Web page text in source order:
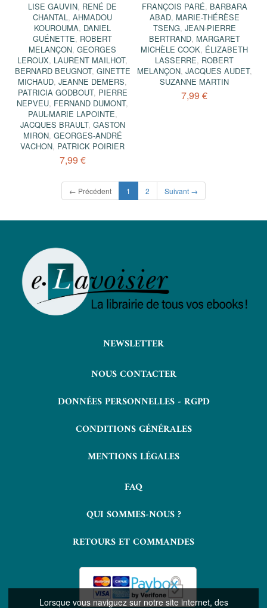
Lorsque vous naviguez sur notre site internet, des
LISE GAUVIN, RENÉ DE
CHANTAL,AHMADOU
KOUROUMA, DANIEL
GUÉNETTE, ROBERT
MELANÇON,GEORGES
LEROUX, LAURENT MAILHOT,
BERNARD BEUGNOT, GINETTE
MICHAUD,JEANNE DEMERS,
PATRICIA GODBOUT, PIERRE
NEPVEU, FERNAND DUMONT,
PAUL-MARIE LAPOINTE,
JACQUES BRAULT, GASTON
MIRON, GEORGES-ANDRÉ
VACHON, PATRICK POIRIER
7,99 €
FRANÇOIS PARÉ, BARBARA
ABAD, MARIE-THÉRÈSE
TSENG, JEAN-PIERRE
BERTRAND, MARGARET
MICHÈLE COOK, ÉLIZABETH
LASSERRE, ROBERT
MELANÇON, JACQUES AUDET,
SUZANNE MARTIN
7,99 €
← Précédent 1 (current)
2 Suivant →
NEWSLETTER
NOUS CONTACTER
DONNÉES PERSONNELLES - RGPD
CONDITIONS GÉNÉRALES
MENTIONS LÉGALES
FAQ
QUI SOMMES-NOUS ?
RETOURS ET COMMANDES